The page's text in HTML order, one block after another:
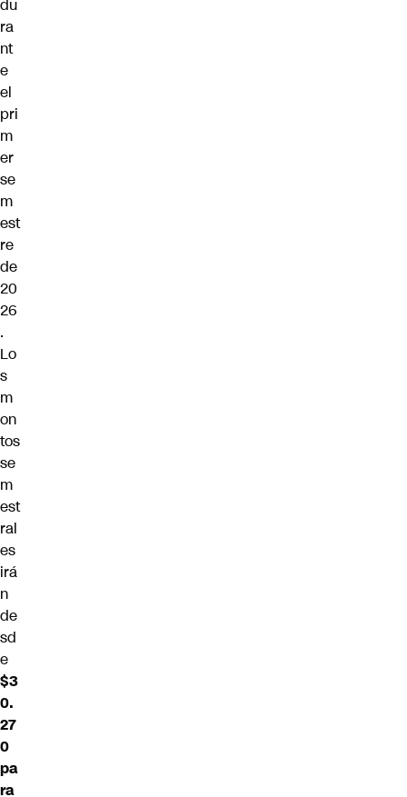
du
ra
nt
e
el
pri
m
er
se
m
est
re
de
20
26
.
Lo
s
m
on
tos
se
m
est
ral
es
irá
n
de
sd
e
$3
0.
27
0
pa
ra